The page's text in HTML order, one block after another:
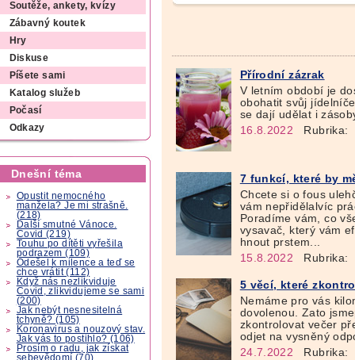
Soutěže, ankety, kvízy
Zábavný koutek
Hry
Diskuse
Píšete sami
Katalog služeb
Počasí
Odkazy
Dnešní téma
Opustit nemocného
manžela? Je mi strašně.
(218)
Další smutné Vánoce.
Covid (219)
Touhu po dítěti vyřešila
podrazem (109)
Odešel k milence a teď se
chce vrátit (112)
Když nás nezlikviduje
Covid, zlikvidujeme se sami
(200)
Jak nebýt nesnesitelná
tchyně? (105)
Koronavirus a nouzový stav.
Jak vás to postihlo? (106)
Prosím o radu, jak získat
sebevědomí (70)
Přírodní zázrak
V letním období je
obohatit svůj
se dají udělat i
16.8.2022 Rubrika:
7 funkcí, které by
Chcete si o fous
vám nepřidělalvíc
Poradíme vám, co
vysavač, který vám
hnout prstem...
15.8.2022 Rubrika:
5 věcí, které
Nemáme pro vás
dovolenou. Zato
zkontrolovat večer
odjet na vysněný
24.7.2022 Rubrika: